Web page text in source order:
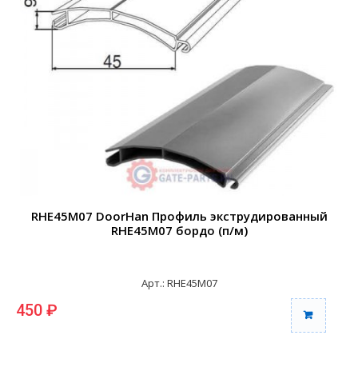
RHE45M07 DoorHan Профиль экструдированный
RHE45M07 бордо (п/м)
Арт.: RHE45M07
450 ₽